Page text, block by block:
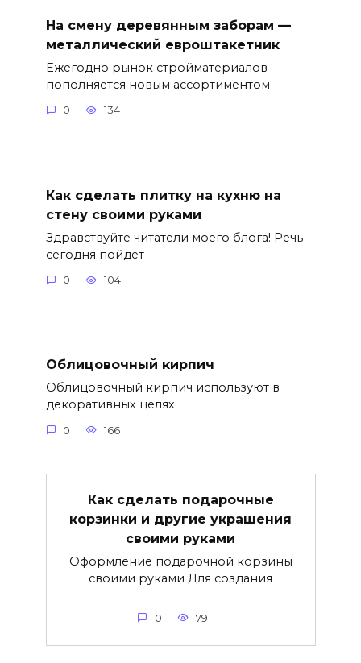
На смену деревянным заборам —
металлический евроштакетник
Ежегодно рынок стройматериалов
пополняется новым ассортиментом
0 134
Как сделать плитку на кухню на
стену своими руками
Здравствуйте читатели моего блога! Речь
сегодня пойдет
0 104
Облицовочный кирпич
Облицовочный кирпич используют в
декоративных целях
0 166
Как сделать подарочные
корзинки и другие украшения
своими руками
Оформление подарочной корзины
своими руками Для создания
0 79